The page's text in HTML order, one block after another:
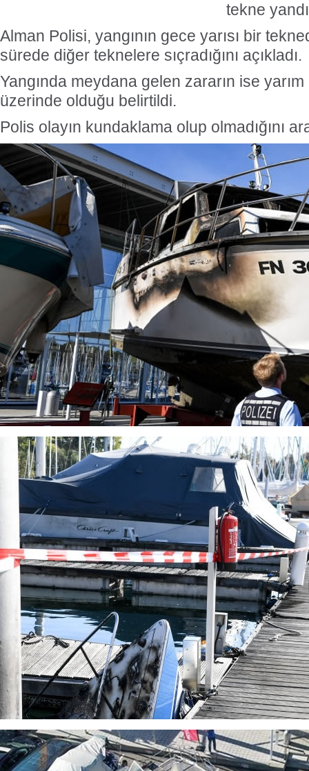
tekne
Alman Polisi, yangının gece yarısı bir
sürede diğer teknelere sıçradığını açıkladı.
Yangında meydana gelen zararın ise
üzerinde olduğu belirtildi.
Polis olayın kundaklama olup olmadığını